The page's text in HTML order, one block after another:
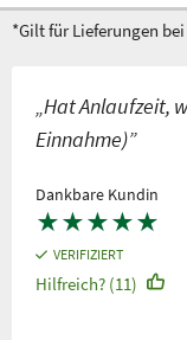
*Gilt für Lieferungen
„Hat Anlaufzeit,
Einnahme)”
Dankbare Kundin
★★★★★
VERIFIZIERT
Hilfreich? (11)